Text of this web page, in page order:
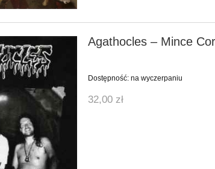
Agathocles ‎– Mince
Dostępność: na wyczerpaniu
32,00 zł